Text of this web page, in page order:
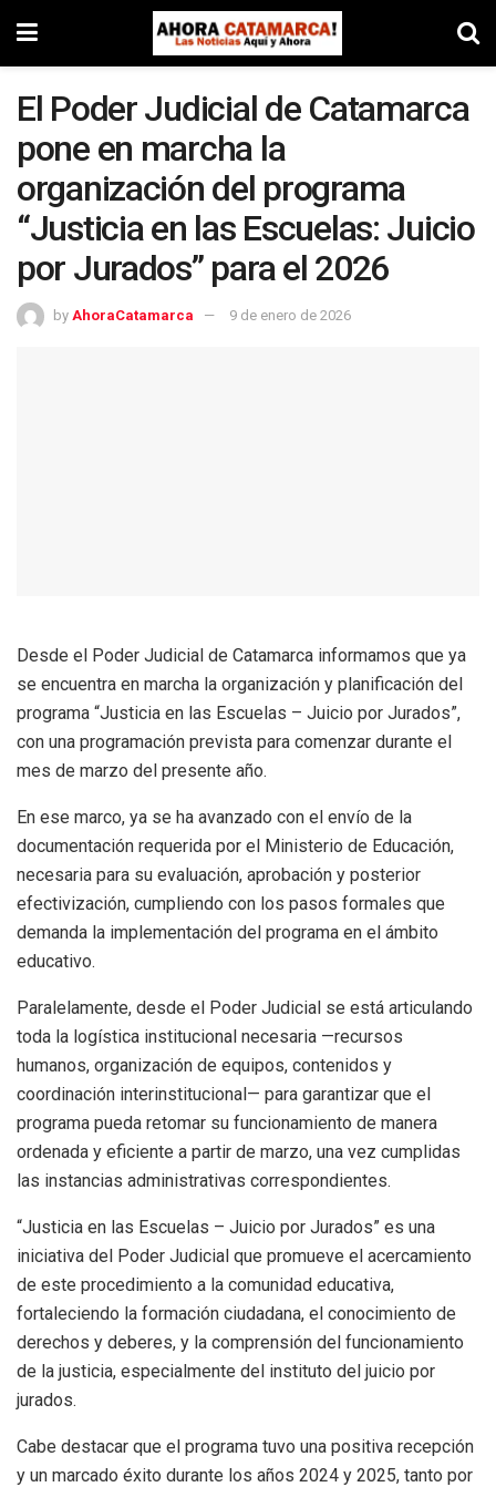
El Poder Judicial de Catamarca
pone en marcha la
organización del programa
“Justicia en las Escuelas: Juicio
por Jurados” para el 2026
by AhoraCatamarca 9 de enero de 2026
Desde el Poder Judicial de Catamarca informamos que ya
se encuentra en marcha la organización y planificación del
programa “Justicia en las Escuelas – Juicio por Jurados”,
con una programación prevista para comenzar durante el
mes de marzo del presente año.
En ese marco, ya se ha avanzado con el envío de la
documentación requerida por el Ministerio de Educación,
necesaria para su evaluación, aprobación y posterior
efectivización, cumpliendo con los pasos formales que
demanda la implementación del programa en el ámbito
educativo.
Paralelamente, desde el Poder Judicial se está articulando
toda la logística institucional necesaria —recursos
humanos, organización de equipos, contenidos y
coordinación interinstitucional— para garantizar que el
programa pueda retomar su funcionamiento de manera
ordenada y eficiente a partir de marzo, una vez cumplidas
las instancias administrativas correspondientes.
“Justicia en las Escuelas – Juicio por Jurados” es una
iniciativa del Poder Judicial que promueve el acercamiento
de este procedimiento a la comunidad educativa,
fortaleciendo la formación ciudadana, el conocimiento de
derechos y deberes, y la comprensión del funcionamiento
de la justicia, especialmente del instituto del juicio por
jurados.
Cabe destacar que el programa tuvo una positiva recepción
y un marcado éxito durante los años 2024 y 2025, tanto por